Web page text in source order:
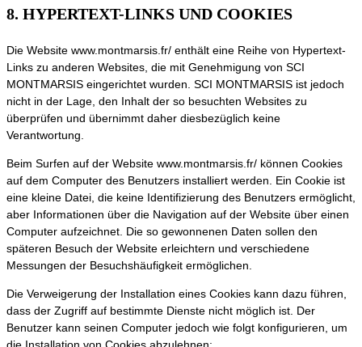
8. HYPERTEXT-LINKS UND COOKIES
Die Website www.montmarsis.fr/ enthält eine Reihe von Hypertext-
Links zu anderen Websites, die mit Genehmigung von SCI
MONTMARSIS eingerichtet wurden. SCI MONTMARSIS ist jedoch
nicht in der Lage, den Inhalt der so besuchten Websites zu
überprüfen und übernimmt daher diesbezüglich keine
Verantwortung.
Beim Surfen auf der Website www.montmarsis.fr/ können Cookies
auf dem Computer des Benutzers installiert werden. Ein Cookie ist
eine kleine Datei, die keine Identifizierung des Benutzers ermöglicht,
aber Informationen über die Navigation auf der Website über einen
Computer aufzeichnet. Die so gewonnenen Daten sollen den
späteren Besuch der Website erleichtern und verschiedene
Messungen der Besuchshäufigkeit ermöglichen.
Die Verweigerung der Installation eines Cookies kann dazu führen,
dass der Zugriff auf bestimmte Dienste nicht möglich ist. Der
Benutzer kann seinen Computer jedoch wie folgt konfigurieren, um